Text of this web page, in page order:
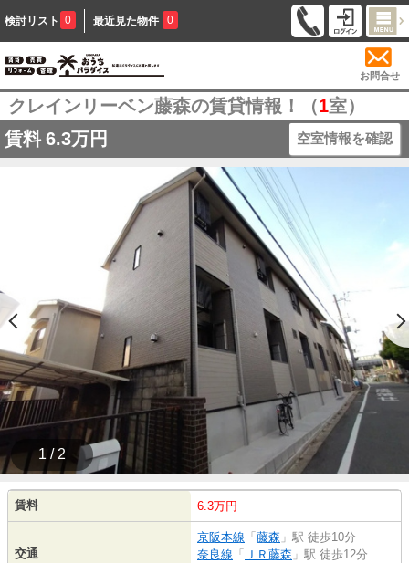
検討リスト 0 最近見た物件 0
お問合せ
クレインリーベン藤森の賃貸情報！（1室）
賃料 6.3万円 空室情報を確認
1 / 2
賃料 6.3万円
交通
京阪本線 「 藤森 」駅 徒歩10分
奈良線 「 ＪＲ藤森 」駅 徒歩12分